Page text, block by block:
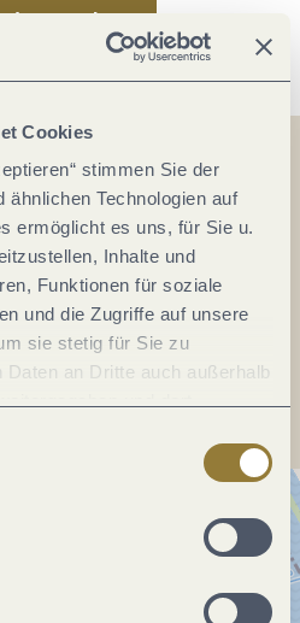
Cookies
stimmen Sie der
ähnlichen Technologien auf
ermöglicht es uns, für Sie u.
Inhalte und
Funktionen für soziale
und die Zugriffe auf unsere
sie stetig für Sie zu
an Dritte auch außerhalb
Mit der Auswahl "Alle
in der Nutzung
speichern